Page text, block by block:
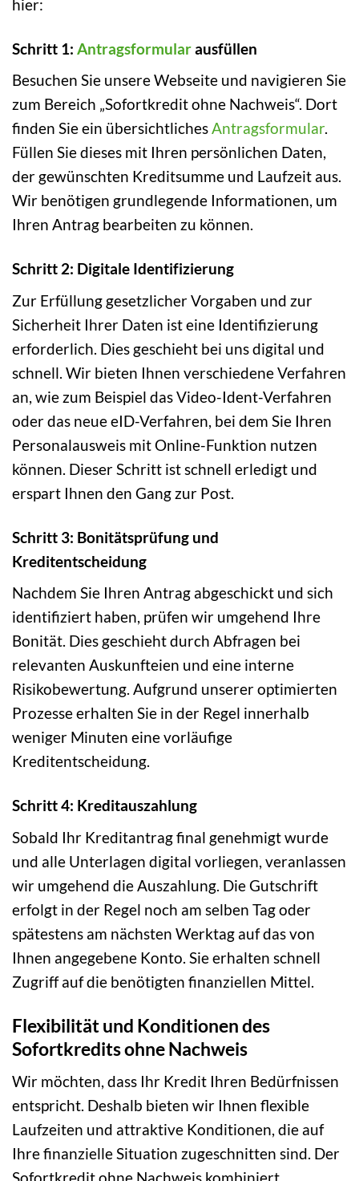
hier:
Schritt 1: Antragsformularausfüllen
Besuchen Sie unsere Webseite und navigieren Sie
zum Bereich „Sofortkredit ohne Nachweis“. Dort
finden Sie ein übersichtlichesAntragsformular.
Füllen Sie dieses mit Ihren persönlichen Daten,
der gewünschten Kreditsumme und Laufzeit aus.
Wir benötigen grundlegende Informationen, um
Ihren Antrag bearbeiten zu können.
Schritt 2: Digitale Identifizierung
Zur Erfüllung gesetzlicher Vorgaben und zur
Sicherheit Ihrer Daten ist eine Identifizierung
erforderlich. Dies geschieht bei uns digital und
schnell. Wir bieten Ihnen verschiedene Verfahren
an, wie zum Beispiel das Video-Ident-Verfahren
oder das neue eID-Verfahren, bei dem Sie Ihren
Personalausweis mit Online-Funktion nutzen
können. Dieser Schritt ist schnell erledigt und
erspart Ihnen den Gang zur Post.
Schritt 3: Bonitätsprüfung und
Kreditentscheidung
Nachdem Sie Ihren Antrag abgeschickt und sich
identifiziert haben, prüfen wir umgehend Ihre
Bonität. Dies geschieht durch Abfragen bei
relevanten Auskunfteien und eine interne
Risikobewertung. Aufgrund unserer optimierten
Prozesse erhalten Sie in der Regel innerhalb
weniger Minuten eine vorläufige
Kreditentscheidung.
Schritt 4: Kreditauszahlung
Sobald Ihr Kreditantrag final genehmigt wurde
und alle Unterlagen digital vorliegen, veranlassen
wir umgehend die Auszahlung. Die Gutschrift
erfolgt in der Regel noch am selben Tag oder
spätestens am nächsten Werktag auf das von
Ihnen angegebene Konto. Sie erhalten schnell
Zugriff auf die benötigten finanziellen Mittel.
Flexibilität und Konditionen des
Sofortkredits ohne Nachweis
Wir möchten, dass Ihr Kredit Ihren Bedürfnissen
entspricht. Deshalb bieten wir Ihnen flexible
Laufzeiten und attraktive Konditionen, die auf
Ihre finanzielle Situation zugeschnitten sind. Der